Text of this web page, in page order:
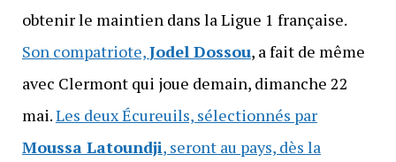
obtenir le maintien dans la Ligue 1 française.
Son compatriote,Jodel Dossou, a fait de même
avec Clermont qui joue demain, dimanche 22
mai.Les deux Écureuils, sélectionnés par
Moussa Latoundji, seront au pays, dès la